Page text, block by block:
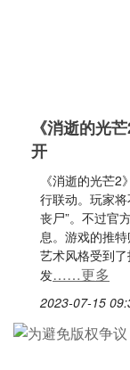
《消逝的光
开
《消逝的光芒
行联动。玩家
丧尸”。不过官
息。游戏的推
艺术风格受到
发……更多
2023-07-15